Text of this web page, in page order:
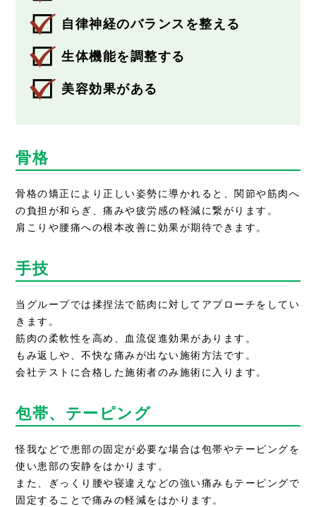
自律神経のバランスを整える
生体機能を調整する
美容効果がある
骨格
骨格の矯正により正しい姿勢に導かれると、関節や筋肉へ
の負担が和らぎ、痛みや疲労感の軽減に繋がります。
肩こりや腰痛への根本改善に効果が期待できます。
手技
当グループでは揉捏法で筋肉に対してアプローチをしてい
きます。
筋肉の柔軟性を高め、血流促進効果があります。
もみ返しや、不快な痛みが出ない施術方法です。
会社テストに合格した施術者のみ施術に入ります。
包帯、テーピング
怪我などで患部の固定が必要な場合は包帯やテーピングを
使い患部の安静をはかります。
また、ぎっくり腰や寝違えなどの強い痛みもテーピングで
固定することで痛みの軽減をはかります。